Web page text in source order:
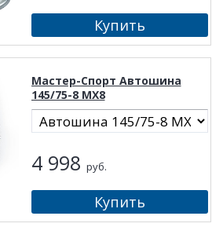
Мастер-Спорт Автошина
145/75-8 МX8
4 998 руб.